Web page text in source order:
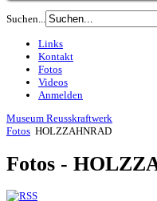
Suchen...
Links
Kontakt
Fotos
Videos
Anmelden
Museum Reusskraftwerk
Fotos HOLZZAHNRAD
Fotos -